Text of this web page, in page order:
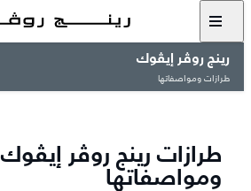
رينج روڤر إيڤوك
طرازات ومواصفاتها
طرازات رينج روڤر إيڤوك
ومواصفاتها